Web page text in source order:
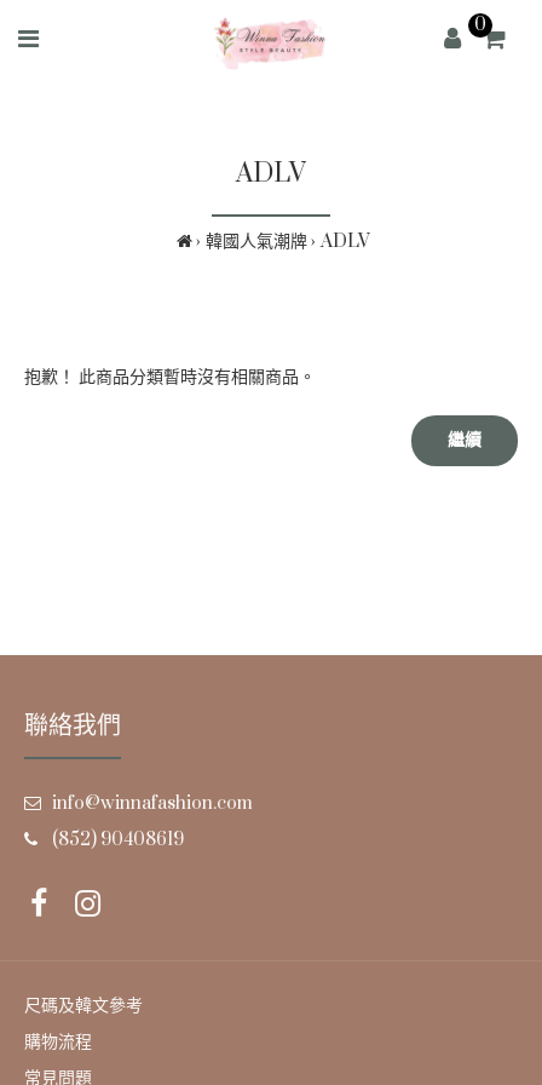
0
ADLV
韓國人氣潮牌 ADLV
抱歉！ 此商品分類暫時沒有相關商品。
繼續
聯絡我們
info@winnafashion.com
(852) 90408619
尺碼及韓文參考
購物流程
常見問題